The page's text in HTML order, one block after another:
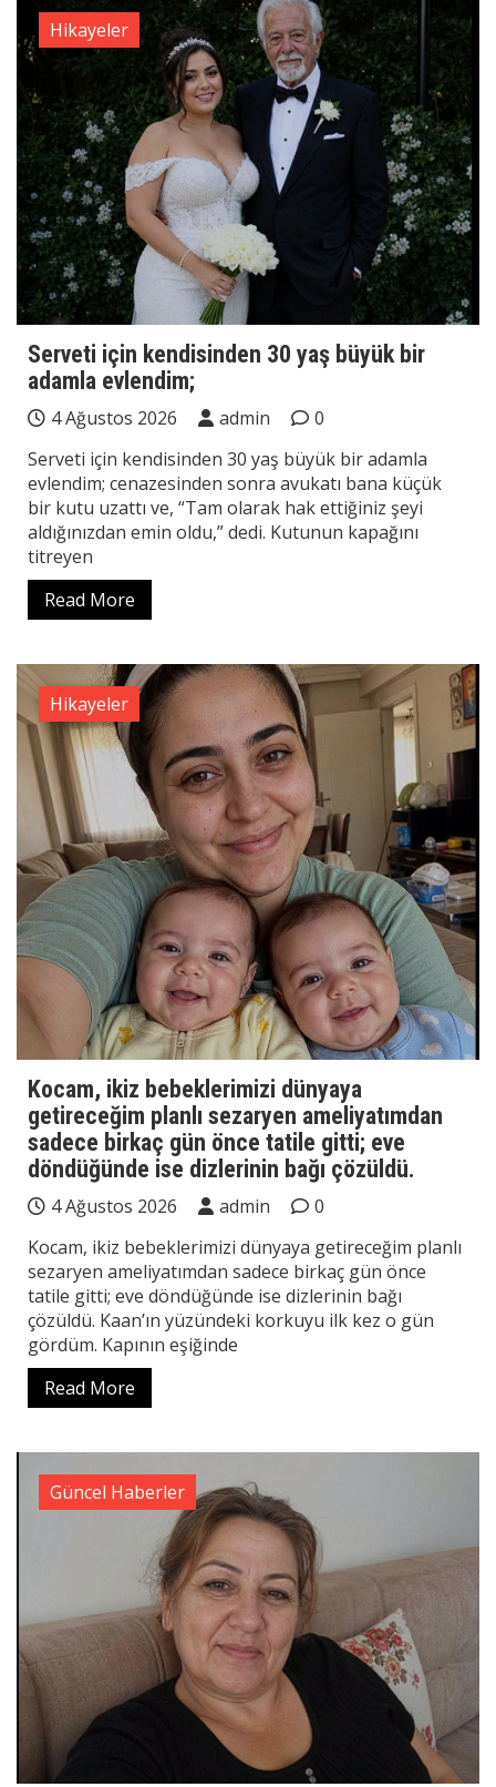
Hikayeler
Serveti için kendisinden 30 yaş büyük bir
adamla evlendim;
4 Ağustos 2026 admin
0
Serveti için kendisinden 30 yaş büyük bir adamla
evlendim; cenazesinden sonra avukatı bana küçük
bir kutu uzattı ve, “Tam olarak hak ettiğiniz şeyi
aldığınızdan emin oldu,” dedi. Kutunun kapağını
titreyen
Read More
Hikayeler
Kocam, ikiz bebeklerimizi dünyaya
getireceğim planlı sezaryen ameliyatımdan
sadece birkaç gün önce tatile gitti; eve
döndüğünde ise dizlerinin bağı çözüldü.
4 Ağustos 2026 admin
0
Kocam, ikiz bebeklerimizi dünyaya getireceğim planlı
sezaryen ameliyatımdan sadece birkaç gün önce
tatile gitti; eve döndüğünde ise dizlerinin bağı
çözüldü. Kaan’ın yüzündeki korkuyu ilk kez o gün
gördüm. Kapının eşiğinde
Read More
Güncel Haberler